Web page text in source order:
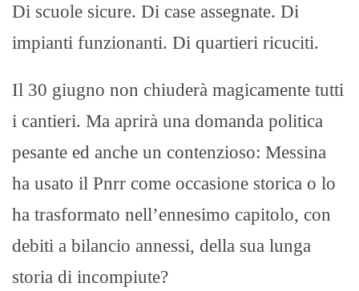
Di scuole sicure. Di case assegnate. Di
impianti funzionanti. Di quartieri ricuciti.
Il 30 giugno non chiuderà magicamente tutti
i cantieri. Ma aprirà una domanda politica
pesante ed anche un contenzioso: Messina
ha usato il Pnrr come occasione storica o lo
ha trasformato nell’ennesimo capitolo, con
debiti a bilancio annessi, della sua lunga
storia di incompiute?